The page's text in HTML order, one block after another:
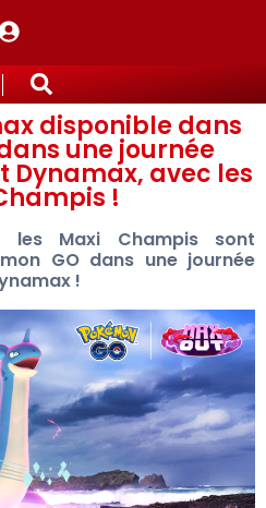
disponible dans
une journée
Dynamax, avec les
!
les Maxi Champis sont
GO dans une journée
!